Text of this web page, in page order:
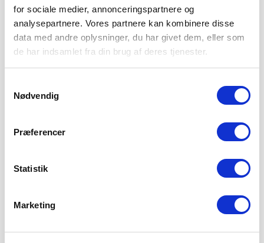
for sociale medier, annonceringspartnere og
analysepartnere. Vores partnere kan kombinere disse
data med andre oplysninger, du har givet dem, eller som
de har indsamlet fra din brug af deres tjenester.
Nødvendig
Præferencer
Statistik
Marketing